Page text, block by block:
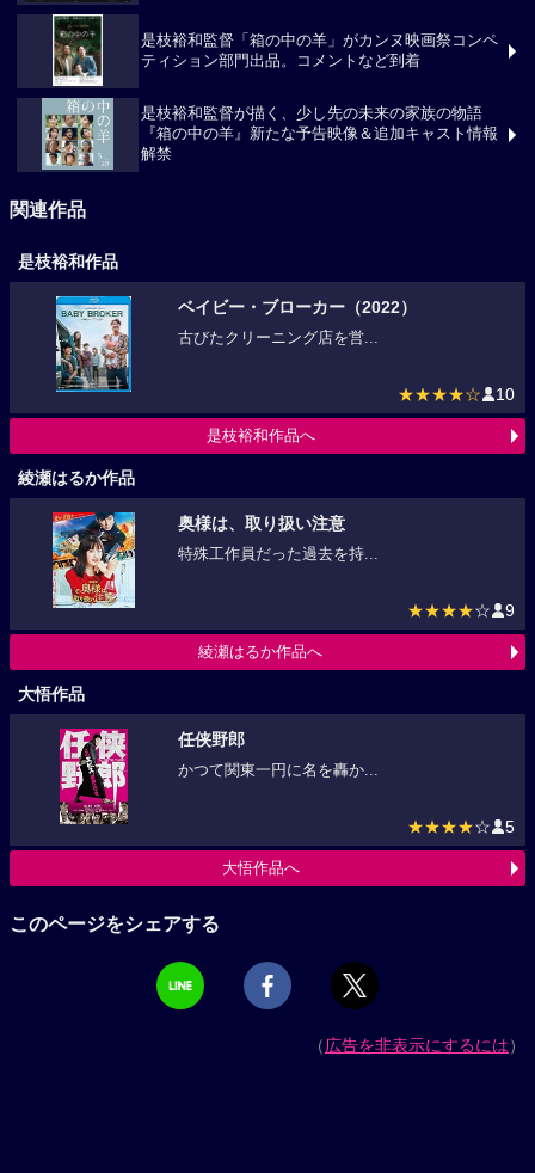
是枝裕和監督「箱の中の羊」がカンヌ映画祭コンペ
ティション部門出品。コメントなど到着
是枝裕和監督が描く、少し先の未来の家族の物語
『箱の中の羊』新たな予告映像＆追加キャスト情報
解禁
関連作品
是枝裕和作品
ベイビー・ブローカー（2022）
古びたクリーニング店を営...
★★★★☆ 10
是枝裕和作品へ
綾瀬はるか作品
奥様は、取り扱い注意
特殊工作員だった過去を持...
★★★★☆ 9
綾瀬はるか作品へ
大悟作品
任侠野郎
かつて関東一円に名を轟か...
★★★★☆ 5
大悟作品へ
このページをシェアする
（広告を非表示にするには）